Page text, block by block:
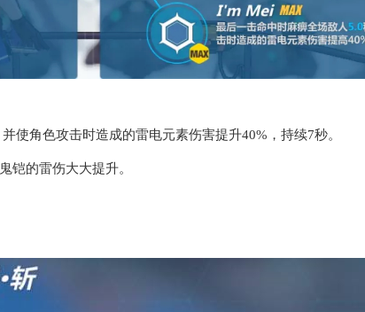
使角色攻击时造成的雷电元素伤害提升40%，持续7秒。
铠的雷伤大大提升。